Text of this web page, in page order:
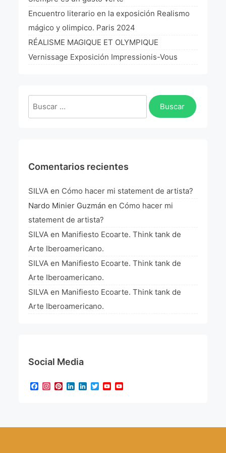
La Fórmula Científica Del Arte
Manifiesto Ecoarte
Association Paris
Encuentro literario en la exposición Realismo
mágico y olimpico. Paris 2024
RÉALISME MAGIQUE ET OLYMPIQUE
Vernissage Exposición Impressionis-Vous
Buscar:
Comentarios recientes
SILVA en Cómo hacer mi statement de artista?
Nardo Minier Guzmán en Cómo hacer mi
statement de artista?
SILVA en Manifiesto Ecoarte. Think tank de
Arte Iberoamericano.
SILVA en Manifiesto Ecoarte. Think tank de
Arte Iberoamericano.
SILVA en Manifiesto Ecoarte. Think tank de
Arte Iberoamericano.
Social Media
Facebook
Instagram
Pinterest
LinkedIn
LinkedIn
TwitterYouTube